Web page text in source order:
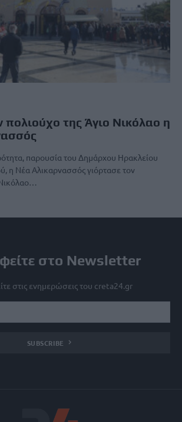
πολιούχο της Άγιο Νικόλαο η
παρουσία του Δημάρχου Ηρακλείου
η Νέα Αλικαρνασσός γιόρτασε τον
στο Newsletter
στις ενημερώσεις του creta24.gr
SUBSCRIBE